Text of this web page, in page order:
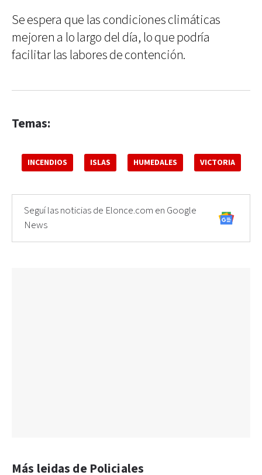
Se espera que las condiciones climáticas
mejoren a lo largo del día, lo que podría
facilitar las labores de contención.
Temas:
INCENDIOS ISLAS HUMEDALES VICTORIA
Seguí las noticias de Elonce.com en Google
News
Más leidas de Policiales